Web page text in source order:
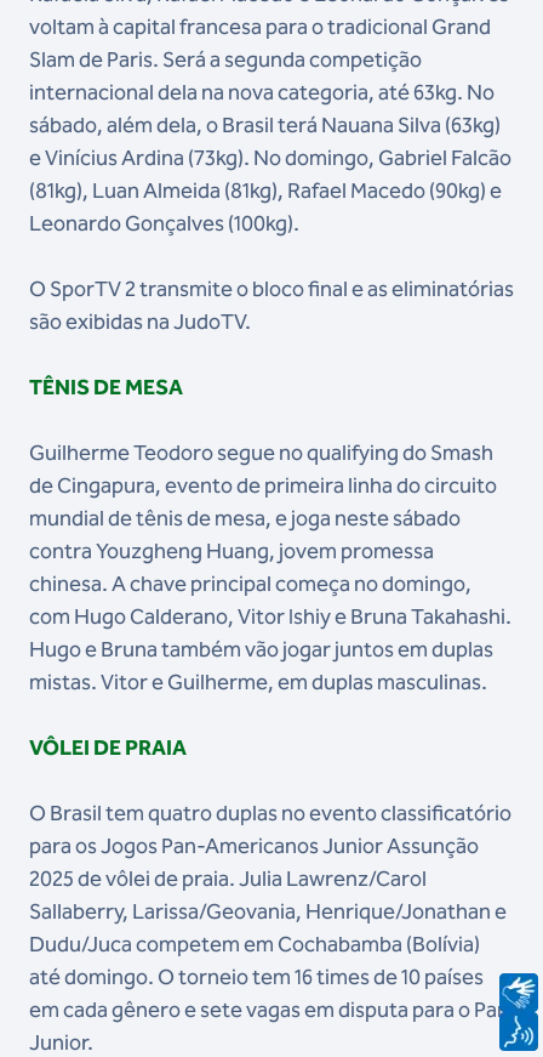
voltam à capital francesa para o tradicional Grand
Slam de Paris. Será a segunda competição
internacional dela na nova categoria, até 63kg. No
sábado, além dela, o Brasil terá Nauana Silva (63kg)
e Vinícius Ardina (73kg). No domingo, Gabriel Falcão
(81kg), Luan Almeida (81kg), Rafael Macedo (90kg) e
Leonardo Gonçalves (100kg).
O SporTV 2 transmite o bloco final e as eliminatórias
são exibidas na JudoTV.
TÊNIS DE MESA
Guilherme Teodoro segue no qualifying do Smash
de Cingapura, evento de primeira linha do circuito
mundial de tênis de mesa, e joga neste sábado
contra Youzgheng Huang, jovem promessa
chinesa. A chave principal começa no domingo,
com Hugo Calderano, Vitor Ishiy e Bruna Takahashi.
Hugo e Bruna também vão jogar juntos em duplas
mistas. Vitor e Guilherme, em duplas masculinas.
VÔLEI DE PRAIA
O Brasil tem quatro duplas no evento classificatório
para os Jogos Pan-Americanos Junior Assunção
2025 de vôlei de praia. Julia Lawrenz/Carol
Sallaberry, Larissa/Geovania, Henrique/Jonathan e
Dudu/Juca competem em Cochabamba (Bolívia)
até domingo. O torneio tem 16 times de 10 países
em cada gênero e sete vagas em disputa para o Pan
Junior.